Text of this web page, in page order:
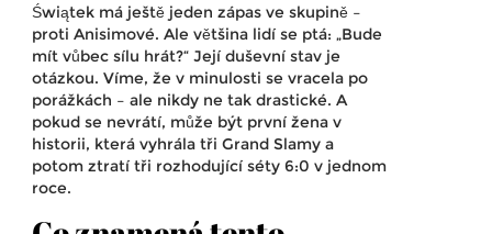
Świątek má ještě jeden zápas ve skupině –
proti Anisimové. Ale většina lidí se ptá: „Bude
mít vůbec sílu hrát?“ Její duševní stav je
otázkou. Víme, že v minulosti se vracela po
porážkách – ale nikdy ne tak drastické. A
pokud se nevrátí, může být první žena v
historii, která vyhrála tři Grand Slamy a
potom ztratí tři rozhodující séty 6:0 v jednom
roce.